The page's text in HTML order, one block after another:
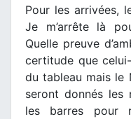
Pour les arrivées,
Je m’arrête là
Quelle preuve
certitude que
du tableau mais le
seront donnés les
les barres pour